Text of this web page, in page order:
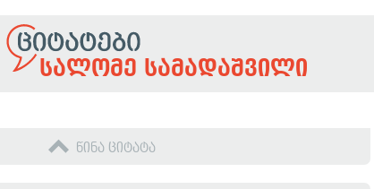
სალომე სამადაშვილი
წინა ციტატა